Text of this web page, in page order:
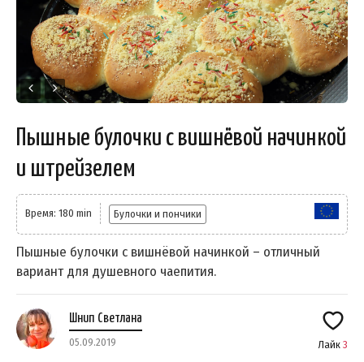
Пышные булочки с вишнёвой начинкой
и штрейзелем
Время: 180 min Булочки и пончики
Пышные булочки с вишнёвой начинкой – отличный
вариант для душевного чаепития.
Шнип Светлана
05.09.2019 Лайк 3